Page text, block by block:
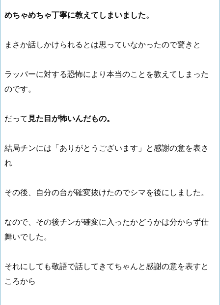
めちゃめちゃ丁寧に教えてしまいました。
まさか話しかけられるとは思っていなかったので驚きと
ラッパーに対する恐怖により本当のことを教えてしまった
のです。
だって 見た目が怖いんだもの。
結局チンには「ありがとうございます」と感謝の意を表さ
れ
その後、自分の台が確変抜けたのでシマを後にしました。
なので、その後チンが確変に入ったかどうかは分からず仕
舞いでした。
それにしても敬語で話してきてちゃんと感謝の意を表すと
ころから